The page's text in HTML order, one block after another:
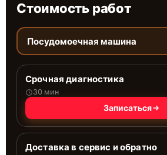
Стоимость работ
Посудомоечная машина
Срочная диагностика
30 мин
Записаться
Доставка в сервис и обратно